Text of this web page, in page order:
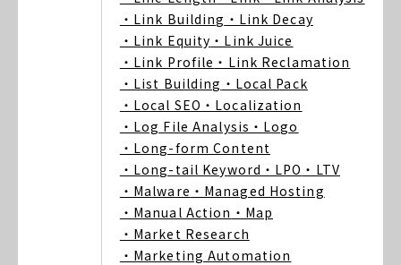
・Link Building ・Link Decay
・Link Equity ・Link Juice
・Link Profile ・Link Reclamation
・List Building ・Local Pack
・Local SEO ・Localization
・Log File Analysis ・Logo
・Long-form Content
・Long-tail Keyword ・LPO ・LTV
・Malware ・Managed Hosting
・Manual Action ・Map
・Market Research
・Marketing Automation